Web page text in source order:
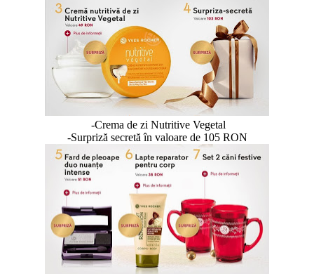
-Crema de zi Nutritive Vegetal
-Surpriză secretă în valoare de 105 RON